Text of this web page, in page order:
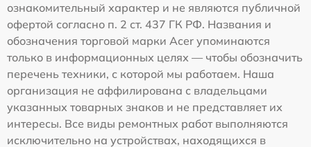
ознакомительный характер и не являются публичной
офертой согласно п. 2 ст. 437 ГК РФ. Названия и
обозначения торговой марки Acer упоминаются
только в информационных целях — чтобы обозначить
перечень техники, с которой мы работаем. Наша
организация не аффилирована с владельцами
указанных товарных знаков и не представляет их
интересы. Все виды ремонтных работ выполняются
исключительно на устройствах, находящихся в